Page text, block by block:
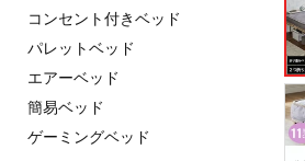
コンセント付きベッド
パレットベッド
エアーベッド
簡易ベッド
ゲーミングベッド